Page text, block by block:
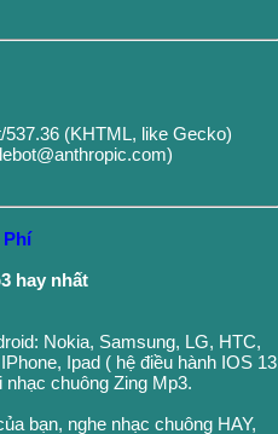
(KHTML, like Gecko)
hay nhất
Nokia, Samsung, LG, HTC,
Ipad ( hệ điều hành IOS 13
chuông Zing Mp3.
bạn, nghe nhạc chuông HAY,